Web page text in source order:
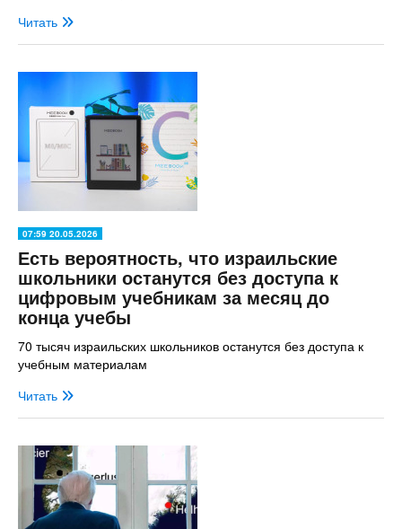
Читать
07:59 20.05.2026
Есть вероятность, что израильские
школьники останутся без доступа к
цифровым учебникам за месяц до
конца учебы
70 тысяч израильских школьников останутся без доступа к
учебным материалам
Читать